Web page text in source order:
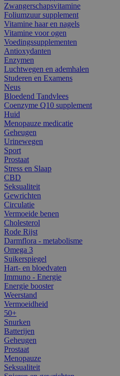
Zwangerschapsvitamine
Foliumzuur supplement
Vitamine haar en nagels
Vitamine voor ogen
Voedingssupplementen
Antioxydanten
Enzymen
Luchtwegen en ademhalen
Studeren en Examens
Neus
Bloedend Tandvlees
Coenzyme Q10 supplement
Huid
Menopauze medicatie
Geheugen
Urinewegen
Sport
Prostaat
Stress en Slaap
CBD
Seksualiteit
Gewrichten
Circulatie
Vermoeide benen
Cholesterol
Rode Rijst
Darmflora - metabolisme
Omega 3
Suikerspiegel
Hart- en bloedvaten
Immuno - Energie
Energie booster
Weerstand
Vermoeidheid
50+
Snurken
Batterijen
Geheugen
Prostaat
Menopauze
Seksualiteit